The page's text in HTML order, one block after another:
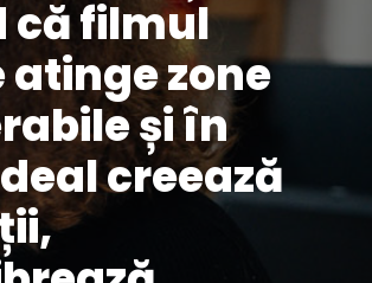
că filmul
atinge zone
și în
creează